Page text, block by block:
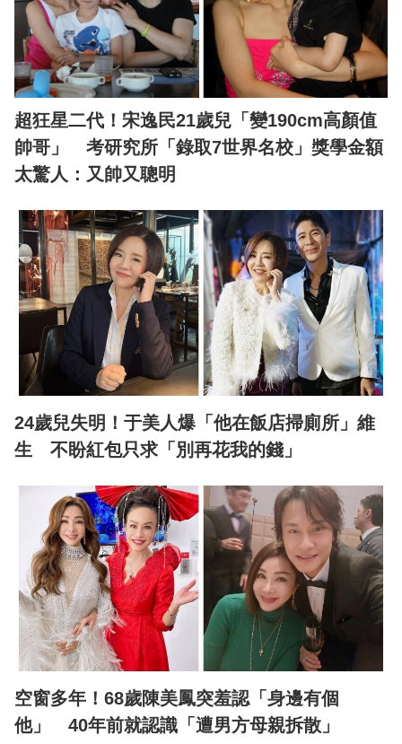
超狂星二代！宋逸民21歲兒「變190cm高顏值
帥哥」 考研究所「錄取7世界名校」獎學金額
太驚人：又帥又聰明
24歲兒失明！于美人爆「他在飯店掃廁所」維
生 不盼紅包只求「別再花我的錢」
空窗多年！68歲陳美鳳突羞認「身邊有個
他」 40年前就認識「遭男方母親拆散」